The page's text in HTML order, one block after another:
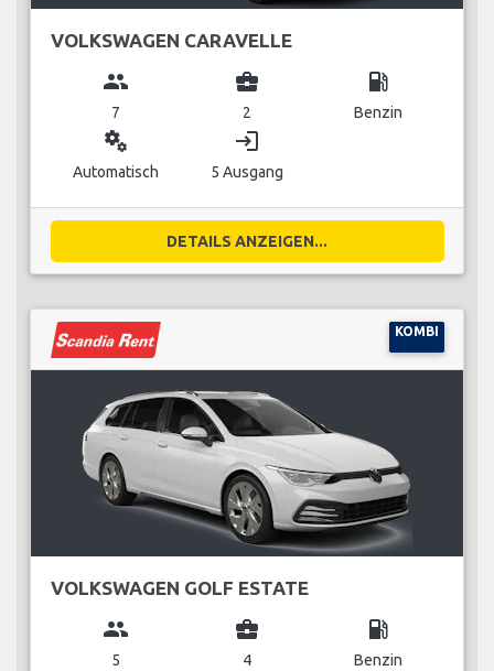
VOLKSWAGEN CARAVELLE
group
7
business_center
2
local_gas_station
Benzin
miscellaneous_services
Automatisch
login
5 Ausgang
DETAILS ANZEIGEN...
KOMBI
VOLKSWAGEN GOLF ESTATE
group
5
business_center
4
local_gas_station
Benzin